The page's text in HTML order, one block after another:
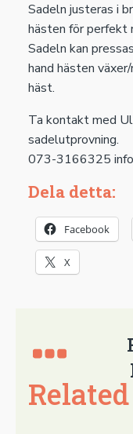
Sadeln justeras i
hästen för perfekt
Sadeln kan
hand hästen
häst.
Ta kontakt med
sadelutprovning.
073-3166325
Dela detta:
Facebook
X